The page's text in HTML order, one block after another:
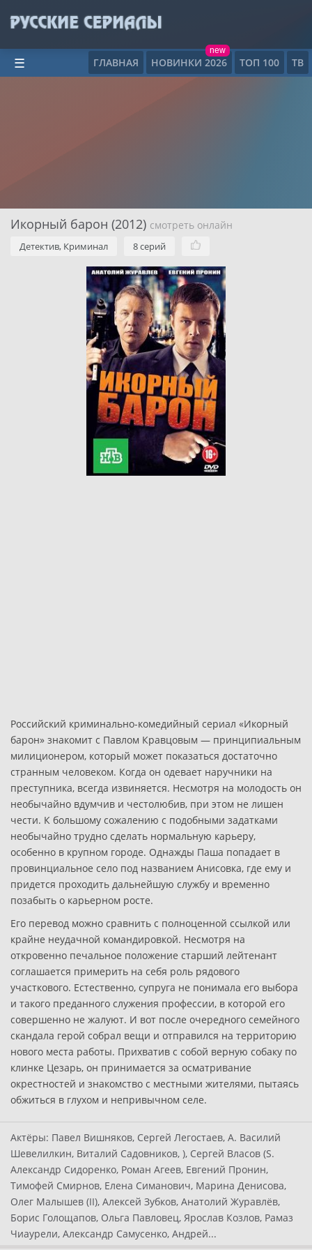
ГЛАВНАЯ НОВИНКИ 2026
new
ТОП 100 ТВ
☰
Икорный барон (2012) смотреть онлайн
Детектив, Криминал 8 серий
Российский криминально-комедийный сериал «Икорный
барон» знакомит с Павлом Кравцовым — принципиальным
милиционером, который может показаться достаточно
странным человеком. Когда он одевает наручники на
преступника, всегда извиняется. Несмотря на молодость он
необычайно вдумчив и честолюбив, при этом не лишен
чести. К большому сожалению с подобными задатками
необычайно трудно сделать нормальную карьеру,
особенно в крупном городе. Однажды Паша попадает в
провинциальное село под названием Анисовка, где ему и
придется проходить дальнейшую службу и временно
позабыть о карьерном росте.
Его перевод можно сравнить с полноценной ссылкой или
крайне неудачной командировкой. Несмотря на
откровенно печальное положение старший лейтенант
соглашается примерить на себя роль рядового
участкового. Естественно, супруга не понимала его выбора
и такого преданного служения профессии, в которой его
совершенно не жалуют. И вот после очередного семейного
скандала герой собрал вещи и отправился на территорию
нового места работы. Прихватив с собой верную собаку по
клинке Цезарь, он принимается за осматривание
окрестностей и знакомство с местными жителями, пытаясь
обжиться в глухом и непривычном селе.
Актёры: Павел Вишняков, Сергей Легостаев, A. Василий
Шевелилкин, Виталий Садовников, ), Сергей Власов (S.
Александр Сидоренко, Роман Агеев, Евгений Пронин,
Тимофей Смирнов, Елена Симанович, Марина Денисова,
Олег Малышев (II), Алексей Зубков, Анатолий Журавлёв,
Борис Голощапов, Ольга Павловец, Ярослав Козлов, Рамаз
Чиаурели, Александр Самусенко, Андрей...